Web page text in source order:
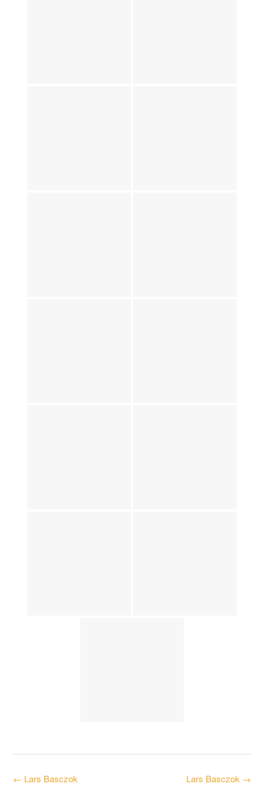
Post Lars Basczok →
← Lars Basczok